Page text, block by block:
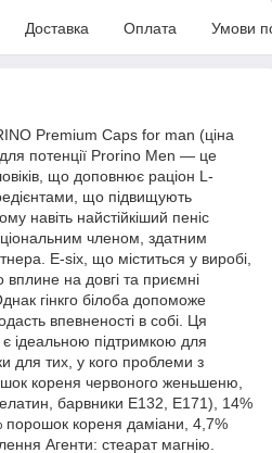
Доставка Оплата Умови
Premium Caps for man (ціна
потенції Prorino Men — це
що доповнює раціон L-
що підвищують
навіть найстійкіший пеніс
членом, здатним
E-six, що міститься у виробі,
вплине на довгі та приємні
гінкго білоба допоможе
впевненості в собі. Ця
є ідеальною підтримкою для
для тих, у кого проблеми з
кореня червоного женьшеню,
барвники E132, E171), 14%
кореня даміани, 4,7%
Агенти: стеарат магнію.